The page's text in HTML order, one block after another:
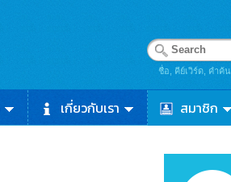
ชื่อ, คีย์เวิร์ด, คำค้น
เกี่ยวกับเรา สมาชิก